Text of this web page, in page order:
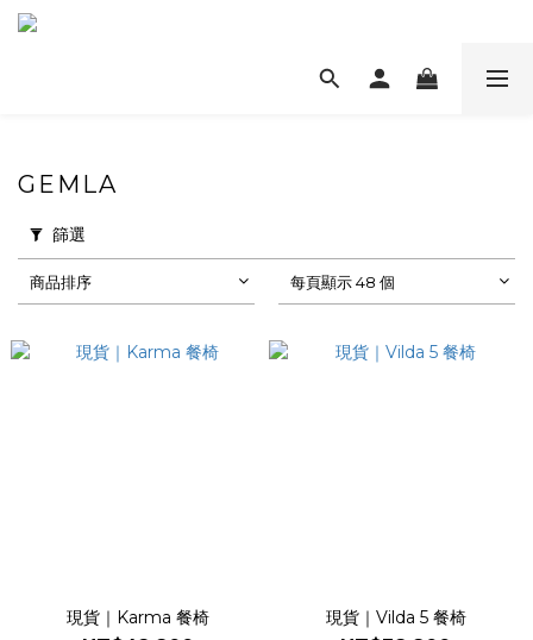
GEMLA
篩選
商品排序 每頁顯示 48 個
現貨｜Karma 餐椅 現貨｜Vilda 5 餐椅